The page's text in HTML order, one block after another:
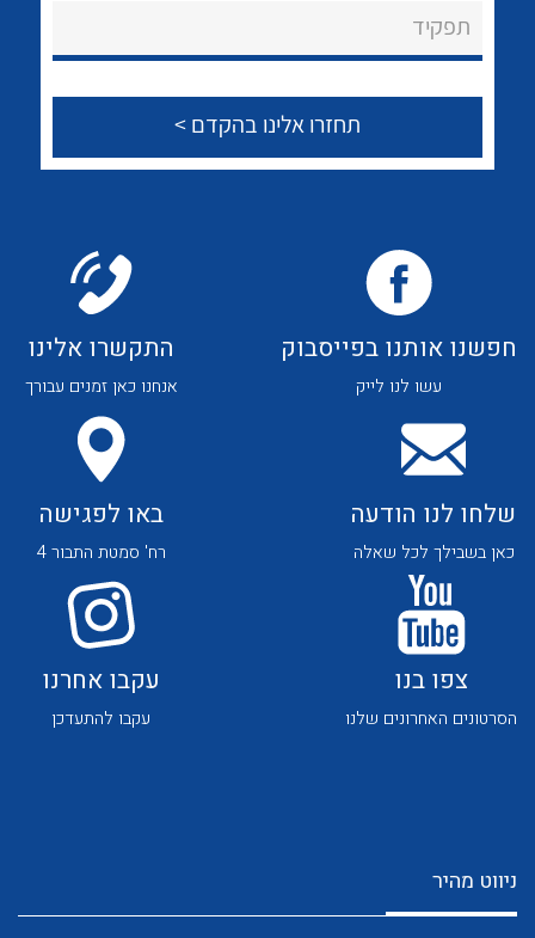
צור קשר
לכל מוצרי היצרן לכל מוצרי היצרן
תפקיד
חפשנו אותנו בפייסבוק
עשו לנו לייק
התקשרו אלינו
אנחנו כאן זמנים עבורך
שלחו לנו הודעה
כאן בשבילך לכל שאלה
באו לפגישה
רח' סמטת התבור 4
צפו בנו
הסרטונים האחרונים שלנו
עקבו אחרנו
עקבו להתעדכן
ניווט מהיר